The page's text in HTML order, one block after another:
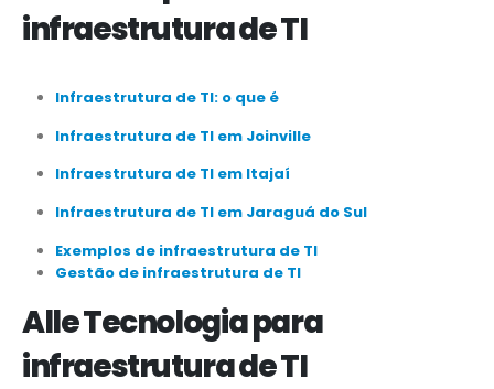
infraestrutura de TI
Infraestrutura de TI: o que é
Infraestrutura de TI em Joinville
Infraestrutura de TI em Itajaí
Infraestrutura de TI em Jaraguá do Sul
Exemplos de infraestrutura de TI
Gestão de infraestrutura de TI
Alle Tecnologia para
infraestrutura de TI